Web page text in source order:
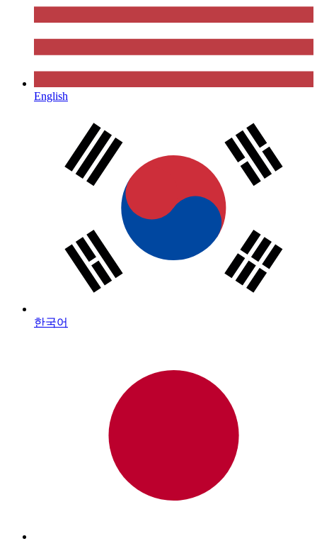
English
한국어